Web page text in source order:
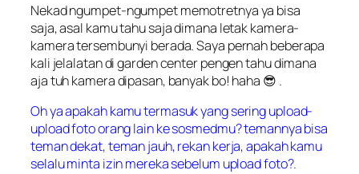
Nekad ngumpet-ngumpet memotretnya ya bisa
saja, asal kamu tahu saja dimana letak kamera-
kamera tersembunyi berada. Saya pernah beberapa
kali jelalatandi garden center pengen tahu dimana
aja tuh kamera dipasan, banyak bo! haha 😎 .
Oh ya apakah kamu termasuk yang sering upload-
upload foto orang lain ke sosmedmu? temannya bisa
teman dekat, teman jauh, rekan kerja, apakah kamu
selalu minta izin mereka sebelum upload foto?.